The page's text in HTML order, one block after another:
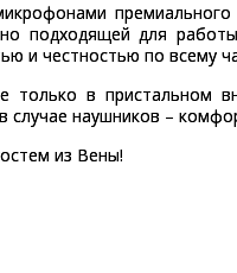
подходящей для
и честностью по всему
только в
наушников –
из Вены!